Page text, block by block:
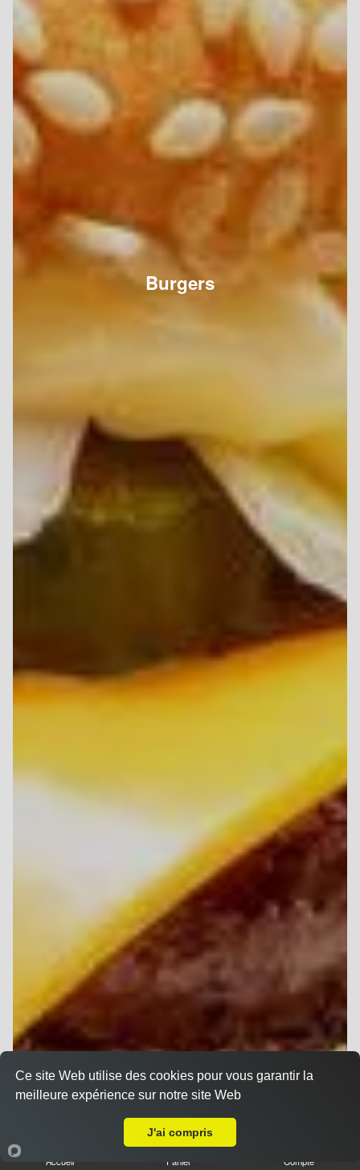
Burgers
Accueil Panier Compte
Ce site Web utilise des cookies pour vous garantir la
meilleure expérience sur notre site Web
J'ai compris